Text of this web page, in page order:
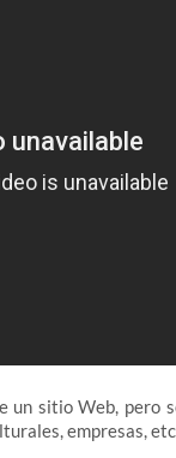
un sitio Web, pero
empresas,